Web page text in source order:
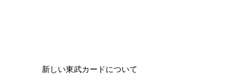
新しい東武カードについて